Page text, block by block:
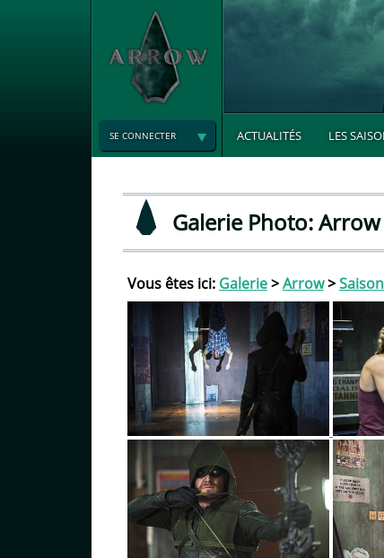
SE CONNECTER ACTUALITÉS LES
Galerie Photo:
Vous êtes ici: Galerie>Arrow>